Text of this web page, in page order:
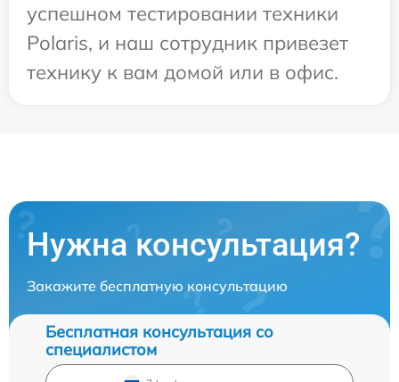
успешном тестировании техники
Polaris, и наш сотрудник привезет
технику к вам домой или в офис.
Нужна консультация?
Закажите бесплатную консультацию
Бесплатная консультация со
специалистом